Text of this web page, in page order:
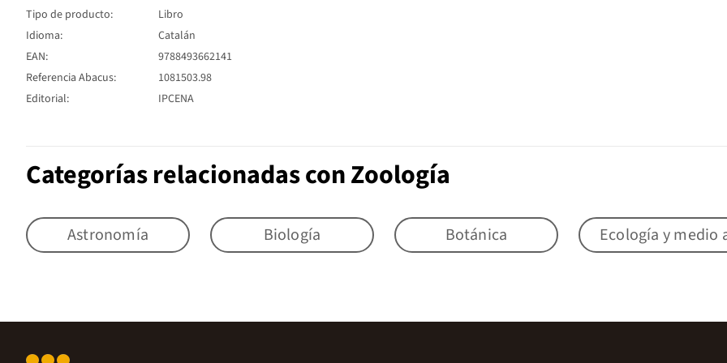
Tipo de producto:
Libro
Idioma:
Catalán
EAN:
9788493662141
Referencia Abacus:
1081503.98
Editorial:
IPCENA
Categorías relacionadas con Zoología
Astronomía Biología Botánica Ecología y medio